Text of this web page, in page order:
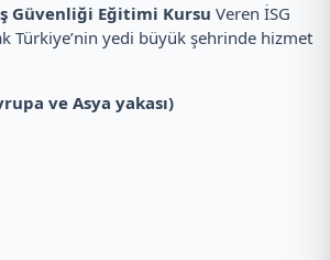
İş Güvenliği Eğitimi Kursu Veren İSG
Türkiye’nin yedi büyük şehrinde hizmet
ve Asya yakası)